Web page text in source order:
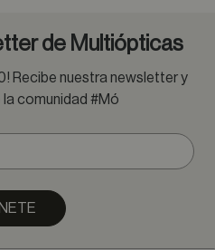
de Multiópticas
Recibe nuestra newsletter y
comunidad #Mó